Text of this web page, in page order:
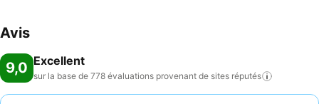
Avis
9,0 Excellent
sur la base de 778 évaluations provenant de sites réputés